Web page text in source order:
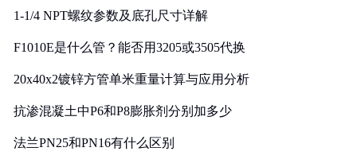
1-1/4 NPT螺纹参数及底孔尺寸详解
F1010E是什么管？能否用3205或3505代换
20x40x2镀锌方管单米重量计算与应用分析
抗渗混凝土中P6和P8膨胀剂分别加多少
法兰PN25和PN16有什么区别